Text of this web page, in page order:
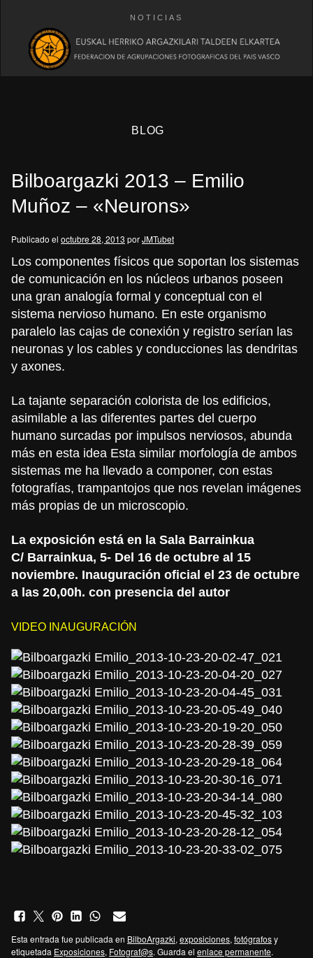
NOTICIAS
BLOG
Bilboargazki 2013 – Emilio
Muñoz – «Neurons»
Publicado el octubre 28, 2013 porJMTubet
Los componentes físicos que soportan los sistemas
de comunicación en los núcleos urbanos poseen
una gran analogía formal y conceptual con el
sistema nervioso humano. En este organismo
paralelo las cajas de conexión y registro serían las
neuronas y los cables y conducciones las dendritas
y axones.
La tajante separación colorista de los edificios,
asimilable a las diferentes partes del cuerpo
humano surcadas por impulsos nerviosos, abunda
más en esta idea Esta similar morfología de ambos
sistemas me ha llevado a componer, con estas
fotografías, trampantojos que nos revelan imágenes
más propias de un microscopio.
La exposición está en la Sala Barrainkua
C/ Barrainkua, 5- Del 16 de octubre al 15
noviembre. Inauguración oficial el 23 de octubre
a las 20,00h. con presencia del autor
VIDEO INAUGURACIÓN
Esta entrada fue publicada en BilboArgazki, exposiciones, fotógrafosy
etiquetada Exposiciones, Fotograf@s. Guarda el enlace permanente.